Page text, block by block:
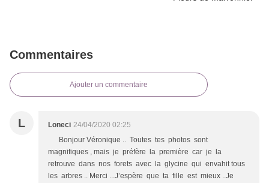
Commentaires
Ajouter un commentaire
L Loneci 24/04/2020 02:25
Bonjour Véronique .. Toutes tes photos sont
magnifiques , mais je préfère la première car je la
retrouve dans nos forets avec la glycine qui envahit tous
les arbres .. Merci ...J’espère que ta fille est mieux ..Je